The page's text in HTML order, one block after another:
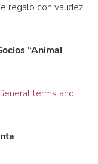
regalo con validez
“Animal
terms and